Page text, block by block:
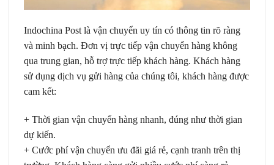
Indochina Post là vận chuyển uy tín có thông tin rõ ràng
và minh bạch. Đơn vị trực tiếp vận chuyển hàng không
qua trung gian, hỗ trợ trực tiếp khách hàng. Khách hàng
sử dụng dịch vụ gửi hàng của chúng tôi, khách hàng được
cam kết:
+ Thời gian vận chuyển hàng nhanh, đúng như thời gian
dự kiến.
+ Cước phí vận chuyển ưu đãi giá rẻ, cạnh tranh trên thị